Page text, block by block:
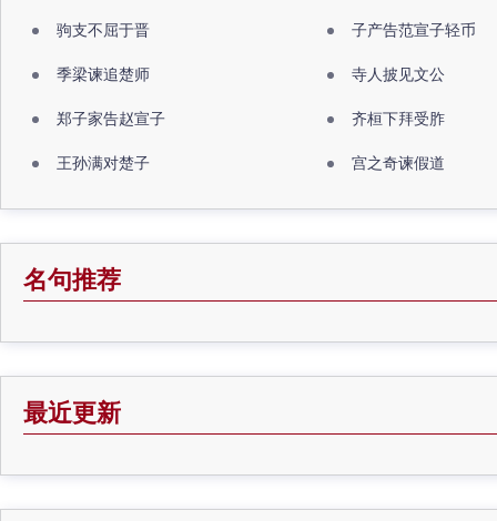
驹支不屈于晋 子产告范宣子轻币
季梁谏追楚师 寺人披见文公
郑子家告赵宣子 齐桓下拜受胙
王孙满对楚子 宫之奇谏假道
名句推荐
最近更新